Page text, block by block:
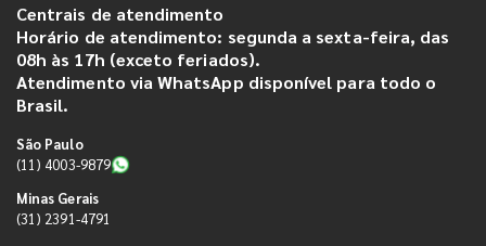
Centrais de atendimento
Horário de atendimento: segunda a sexta-feira, das
08h às 17h (exceto feriados).
Atendimento via WhatsApp disponível para todo o
Brasil.
São Paulo
(11) 4003-9879
Minas Gerais
(31) 2391-4791